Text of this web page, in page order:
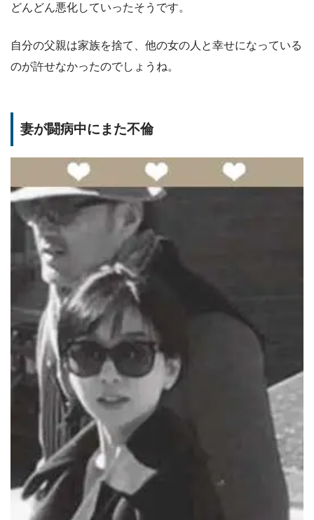
どんどん悪化していったそうです。
自分の父親は家族を捨て、他の女の人と幸せになっている
のが許せなかったのでしょうね。
妻が闘病中にまた不倫